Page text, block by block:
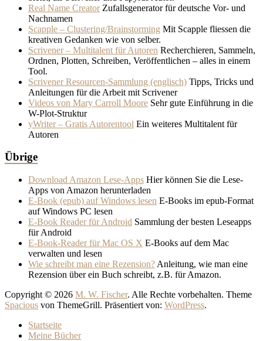
Real Name CreatorZufallsgenerator für deutsche Vor- und
Nachnamen
Scapple – Clustering/Brainstorming Mit Scapple fliessen die
kreativen Gedanken wie von selber.
Scrivener – Multitalent für Autoren Recherchieren, Sammeln,
Ordnen, Plotten, Schreiben, Veröffentlichen – alles in einem
Tool.
Scrivener Resourcen-Sammlung (englisch) Tipps, Tricks und
Anleitungen für die Arbeit mit Scrivener
Videos von Mary Carroll Moore Sehr gute Einführung in die
W-Plot-Struktur
yWriter – Gratis Autorentool Ein weiteres Multitalent für
Autoren
Übrige
Download Amazon Lese-Apps Hier können Sie die Lese-
Apps von Amazon herunterladen
E-Book (epub) auf Windows lesen E-Books im epub-Format
auf Windows PC lesen
E-Book Reader für Android Sammlung der besten Leseapps
für Android
E-Book-Reader für Mac OS X E-Books auf dem Mac
verwalten und lesen
Wie schreibt man eine Rezension? Anleitung, wie man eine
Rezension über ein Buch schreibt, z.B. für Amazon.
Copyright © 2026 M. W. Fischer. Alle Rechte vorbehalten. Theme
Spacious von ThemeGrill. Präsentiert von: WordPress.
Startseite
Meine Bücher